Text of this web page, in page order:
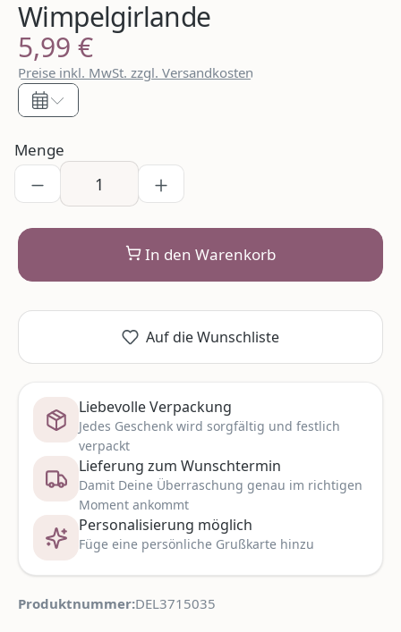
Wimpelgirlande
Regulärer Preis:
5,99 €
Preise inkl. MwSt. zzgl. Versandkosten
Menge
In den Warenkorb
Auf die Wunschliste
Liebevolle Verpackung
Jedes Geschenk wird sorgfältig und festlich
verpackt
Lieferung zum Wunschtermin
Damit Deine Überraschung genau im richtigen
Moment ankommt
Personalisierung möglich
Füge eine persönliche Grußkarte hinzu
Produktnummer:DEL3715035